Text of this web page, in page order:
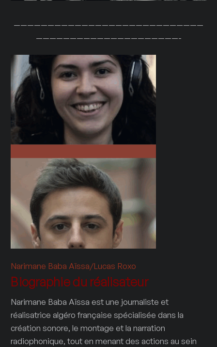
————————————————————————————
—————————————————————-
Narimane Baba Aïssa/Lucas Roxo
Biographie du réalisateur
Narimane Baba Aïssa est une journaliste et
réalisatrice algéro française spécialisée dans la
création sonore, le montage et la narration
radiophonique, tout en menant des actions au sein